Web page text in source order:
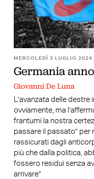
MERCOLEDÌ 3 LUGLIO 2024
Germania
Giovanni De Luna
L’avanzata delle
ovviamente, ma
frantumi la nostra
passare il passato” per
rassicurati dagli
più che dalla politica,
fossero residui senza
arrivare”